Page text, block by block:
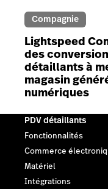
Compagnie
Lightspeed
des
détaillants à
magasin
numériques
PDV détaillants
Fonctionnalités
Commerce
Matériel
Intégrations